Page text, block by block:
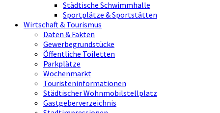
Städtische Schwimmhalle
Sportplätze & Sportstätten
Wirtschaft & Tourismus
Daten & Fakten
Gewerbegrundstücke
Öffentliche Toiletten
Parkplätze
Wochenmarkt
Touristeninformationen
Städtischer Wohnmobilstellplatz
Gastgeberverzeichnis